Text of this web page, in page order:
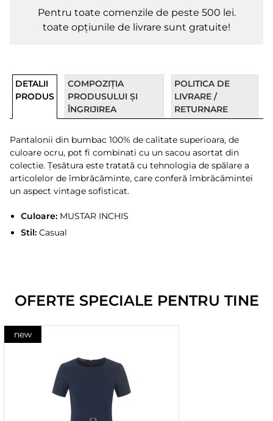
Pentru toate comenzile de peste 500 lei.
toate opțiunile de livrare sunt gratuite!
DETALII
PRODUS
COMPOZIȚIA
PRODUSULUI ȘI
ÎNGRIJIREA
POLITICA DE
LIVRARE /
RETURNARE
Pantalonii din bumbac 100% de calitate superioara, de
culoare ocru, pot fi combinati cu un sacou asortat din
colectie. Țesătura este tratată cu tehnologia de spălare a
articolelor de îmbrăcăminte, care conferă îmbrăcămintei
un aspect vintage sofisticat.
Culoare:MUSTAR INCHIS
Stil:Casual
OFERTE SPECIALE PENTRU TINE
new